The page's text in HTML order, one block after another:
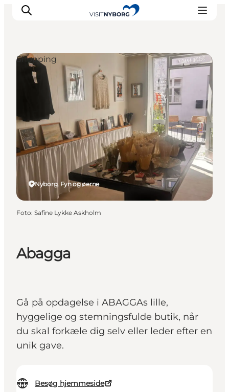
Oplev Nyborg
Outdoor
Det sker i Nyborg
Sprogø
Planlæg din tur
Book & køb
Abagga
Gå på opdagelse i ABAGGAs lille,
hyggelige og stemningsfulde butik, når
du skal forkæle dig selv eller leder efter en
unik gave.
Besøg hjemmeside
Nyborg, Fyn og øerne
Shopping
Foto: Safine Lykke Askholm